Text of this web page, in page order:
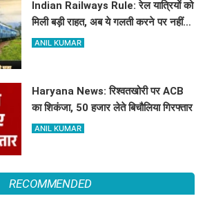
Indian Railways Rule: रेल यात्रियों को
मिली बड़ी राहत, अब ये गलती करने पर नहीं
होगी कोई सजा
ANIL KUMAR
Haryana News: रिश्वतखोरी पर ACB
का शिकंजा, 50 हजार लेते बिचौलिया गिरफ्तार
ANIL KUMAR
RECOMMENDED